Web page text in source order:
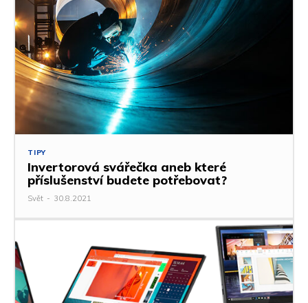
TIPY
Invertorová svářečka aneb které
příslušenství budete potřebovat?
Svět - 30.8.2021